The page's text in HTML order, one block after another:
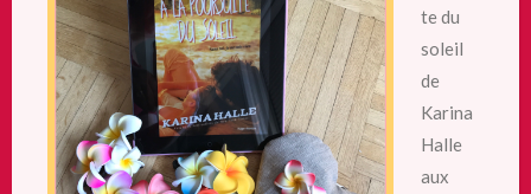
te du
soleil
de
Karina
Halle
aux